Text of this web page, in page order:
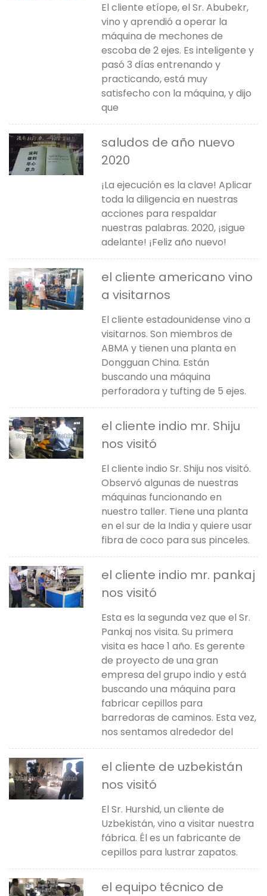
El cliente etíope, el Sr. Abubekr,
vino y aprendió a operar la
máquina de mechones de
escoba de 2 ejes. Es inteligente y
pasó 3 días entrenando y
practicando, está muy
satisfecho con la máquina, y dijo
que
saludos de año nuevo
2020
¡La ejecución es la clave! Aplicar
toda la diligencia en nuestras
acciones para respaldar
nuestras palabras. 2020, ¡sigue
adelante! ¡Feliz año nuevo!
el cliente americano vino
a visitarnos
El cliente estadounidense vino a
visitarnos. Son miembros de
ABMA y tienen una planta en
Dongguan China. Están
buscando una máquina
perforadora y tufting de 5 ejes.
el cliente indio mr. Shiju
nos visitó
El cliente indio Sr. Shiju nos visitó.
Observó algunas de nuestras
máquinas funcionando en
nuestro taller. Tiene una planta
en el sur de la India y quiere usar
fibra de coco para sus pinceles.
el cliente indio mr. pankaj
nos visitó
Esta es la segunda vez que el Sr.
Pankaj nos visita. Su primera
visita es hace 1 año. Es gerente
de proyecto de una gran
empresa del grupo indio y está
buscando una máquina para
fabricar cepillos para
barredoras de caminos. Esta vez,
nos sentamos alrededor del
el cliente de uzbekistán
nos visitó
El Sr. Hurshid, un cliente de
Uzbekistán, vino a visitar nuestra
fábrica. Él es un fabricante de
cepillos para lustrar zapatos.
el equipo técnico de